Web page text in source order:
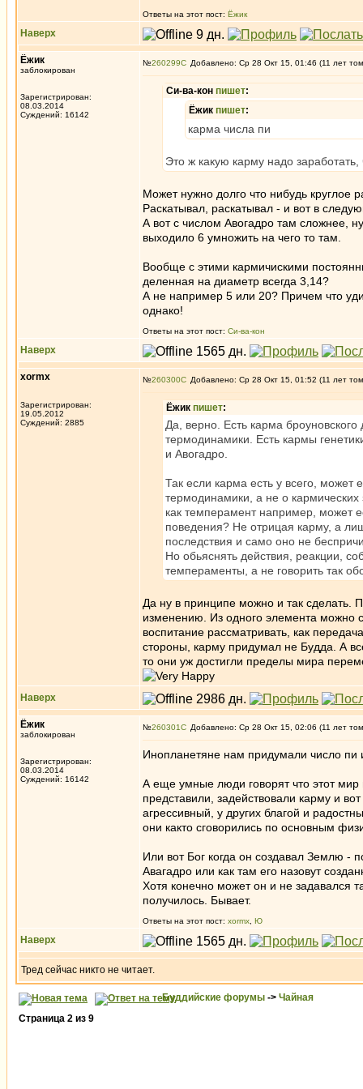
Ответы на этот пост: Ёжик
Наверх
Ёжик
заблокирован
Зарегистрирован:
08.03.2014
Суждений: 16142
№260299 Добавлено: Ср 28 Окт 15, 01:46 (11 лет
Си-ва-кон пишет:
Ёжик пишет:
карма числа пи
Это ж какую карму надо
Может нужно долго что нибудь круглое
Раскатывал, раскатывал - и вот в
А вот с числом Авогадро там сложнее,
выходило 6 умножить на чего то там.
Вообще с этими кармичискими
деленная на диаметр всегда 3,14?
А не например 5 или 20? Причем что
однако!
Ответы на этот пост: Си-ва-кон
Наверх
xormx
Зарегистрирован:
19.05.2012
Суждений: 2885
№260300 Добавлено: Ср 28 Окт 15, 01:52 (11 лет
Ёжик пишет:
Да, верно. Есть карма
термодинамики. Есть кармы
и Авогадро.
Так если карма есть у всего, может
термодинамики, а не о кармических
как темперамент например, может
поведения? Не отрицая карму, а
последствия и само оно не
Но обьяснять действия, реакции,
темпераменты, а не говорить так
Да ну в принципе можно и так сделать.
изменению. Из одного элемента можно
воспитание рассматривать, как
стороны, карму придумал не Будда. А
то они уж достигли пределы мира
Наверх
Ёжик
заблокирован
Зарегистрирован:
08.03.2014
Суждений: 16142
№260301 Добавлено: Ср 28 Окт 15, 02:06 (11 лет
Инопланетяне нам придумали число пи
А еще умные люди говорят что этот
представили, задействовали карму и
агрессивный, у других благой и
они както сговорились по основным
Или вот Бог когда он создавал Землю -
Авагадро или как там его назовут
Хотя конечно может он и не задавался
получилось. Бывает.
Ответы на этот пост: xormx Ю
Наверх
Тред сейчас никто не читает.
Буддийские форумы -> Чайная
Страница 2 из 9